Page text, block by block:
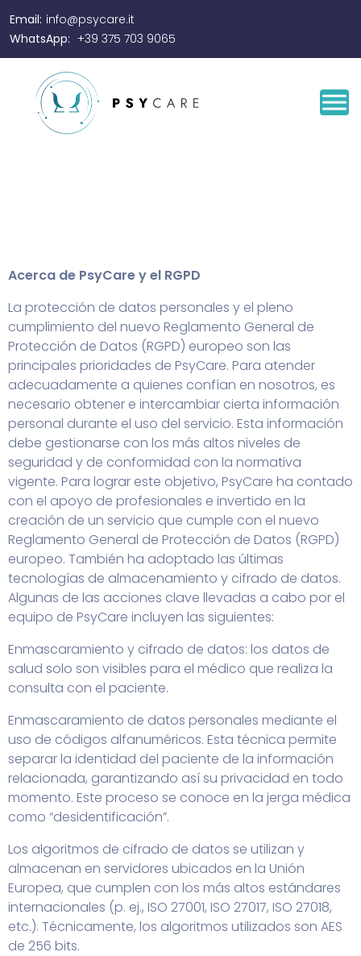
Email: info@psycare.it
WhatsApp: +39 375 703 9065
Acerca de PsyCare y el RGPD
La protección de datos personales y el pleno
cumplimiento del nuevo Reglamento General de
Protección de Datos (RGPD) europeo son las
principales prioridades de PsyCare. Para atender
adecuadamente a quienes confían en nosotros, es
necesario obtener e intercambiar cierta información
personal durante el uso del servicio. Esta información
debe gestionarse con los más altos niveles de
seguridad y de conformidad con la normativa
vigente. Para lograr este objetivo, PsyCare ha contado
con el apoyo de profesionales e invertido en la
creación de un servicio que cumple con el nuevo
Reglamento General de Protección de Datos (RGPD)
europeo. También ha adoptado las últimas
tecnologías de almacenamiento y cifrado de datos.
Algunas de las acciones clave llevadas a cabo por el
equipo de PsyCare incluyen las siguientes:
Enmascaramiento y cifrado de datos: los datos de
salud solo son visibles para el médico que realiza la
consulta con el paciente.
Enmascaramiento de datos personales mediante el
uso de códigos alfanuméricos. Esta técnica permite
separar la identidad del paciente de la información
relacionada, garantizando así su privacidad en todo
momento. Este proceso se conoce en la jerga médica
como “desidentificación”.
Los algoritmos de cifrado de datos se utilizan y
almacenan en servidores ubicados en la Unión
Europea, que cumplen con los más altos estándares
internacionales (p. ej., ISO 27001, ISO 27017, ISO 27018,
etc.). Técnicamente, los algoritmos utilizados son AES
de 256 bits.